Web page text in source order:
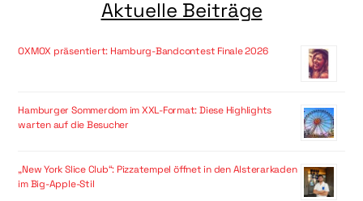
Aktuelle Beiträge
OXMOX präsentiert: Hamburg-Bandcontest Finale 2026
Hamburger Sommerdom im XXL-Format: Diese Highlights
warten auf die Besucher
„New York Slice Club“: Pizzatempel öffnet in den Alsterarkaden
im Big-Apple-Stil